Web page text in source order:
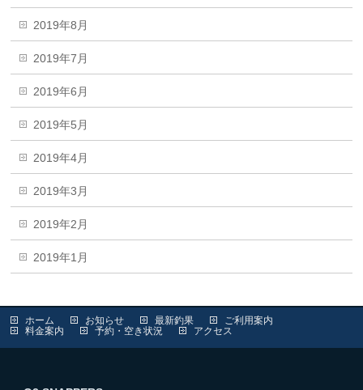
2019年8月
2019年7月
2019年6月
2019年5月
2019年4月
2019年3月
2019年2月
2019年1月
ホーム お知らせ 最新釣果
ご利用案内
料金案内
予約・空き状況 アクセス